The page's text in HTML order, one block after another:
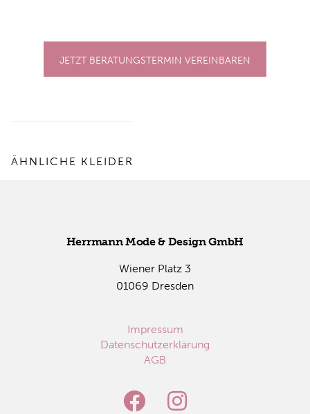
JETZT BERATUNGSTERMIN VEREINBAREN
ÄHNLICHE KLEIDER
Herr­mann Mode & De­sign GmbH
Wie­ner Platz 3
01069 Dres­den
Impressum
Datenschutzerklärung
AGB